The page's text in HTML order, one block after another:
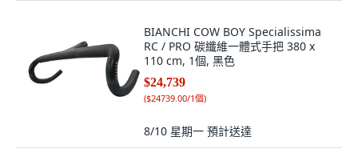
BIANCHI COW BOY Specialissima
RC / PRO 碳纖維一體式手把 380 x
110 cm, 1個, 黑色
$24,739
($24739.00/1個)
8/10 星期一 預計送達